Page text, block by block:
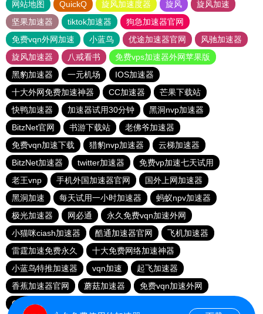
网站地图 QuickQ 旋风加速度器 旋风
旋风加速
坚果加速器
tiktok加速器
狗急加速器官网
免费vqn外网加速
小蓝鸟 优途加速器官网
风驰加速器
旋风加速器
八戒看书
免费vps加速器外网苹果版
黑豹加速器
一元机场
IOS加速器
十大外网免费加速神器
CC加速器
芒果下载站
快鸭加速器
加速器试用30分钟
黑洞nvp加速器
BitzNet官网
书游下载站
老佛爷加速器
免费vqn加速下载
猎豹nvp加速器
云梯加速器
BitzNet加速器
twitter加速器
免费vp加速七天试用
老王vnp
手机外国加速器官网
国外上网加速器
黑洞加速
每天试用一小时加速器
蚂蚁npv加速器
极光加速器
网必通
永久免费vqn加速外网
小猫咪ciash加速器
酷通加速器官网
飞机加速器
雷霆加速免费永久
十大免费网络加速神器
小蓝鸟特推加速器
vqn加速
起飞加速器
香蕉加速器官网
蘑菇加速器
免费vqn加速外网
GOROOO下载站